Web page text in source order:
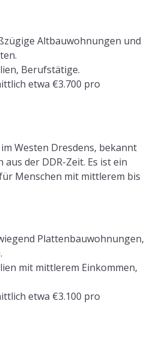
Altbauwohnungen und
Berufstätige.
etwa €3.700 pro
Westen Dresdens, bekannt
der DDR-Zeit. Es ist ein
Menschen mit mittlerem bis
Plattenbauwohnungen,
mit mittlerem Einkommen,
etwa €3.100 pro